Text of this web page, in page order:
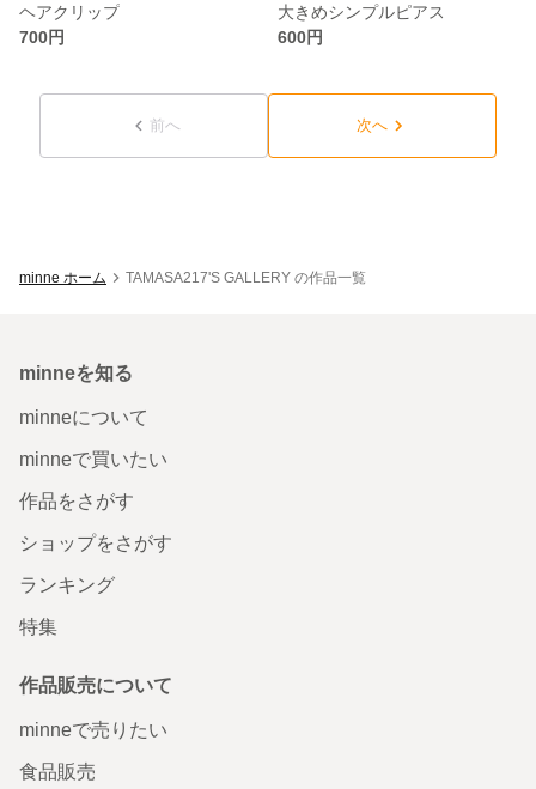
ヘアクリップ
700円
大きめシンプルピアス
600円
前へ 次へ
minne ホーム TAMASA217'S GALLERY の作品一覧
minneを知る
minneについて
minneで買いたい
作品をさがす
ショップをさがす
ランキング
特集
作品販売について
minneで売りたい
食品販売